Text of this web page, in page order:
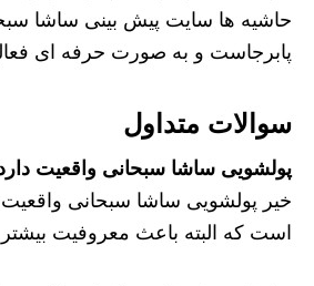
حاشیه ها سایت پیش بینی ساشا
پابرجاست و به صورت حرفه ای
سوالات متداول
پولشویی ساشا سبحانی واقعیت
خیر پولشویی ساشا سبحانی واقعیت
است که البته باعث معروفیت